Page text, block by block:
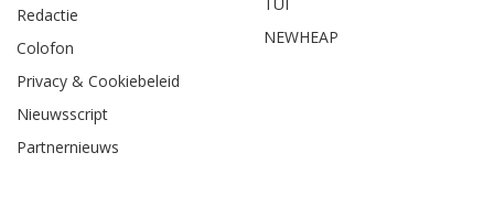
Redactie
Colofon
Privacy & Cookiebeleid
Nieuwsscript
Partnernieuws
NEWHEAP